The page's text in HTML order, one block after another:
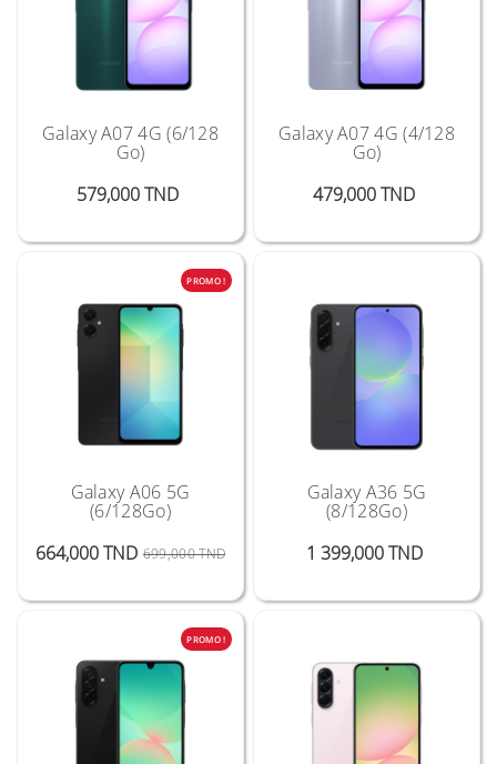
Galaxy A07 4G (6/128
Go)
579,000 TND
Galaxy A07 4G (4/128
Go)
479,000 TND
PROMO !
Galaxy A06 5G
(6/128Go)
664,000 TND 699,000 TNDPrix Public
Prix
Galaxy A36 5G
(8/128Go)
1 399,000 TND
PROMO !